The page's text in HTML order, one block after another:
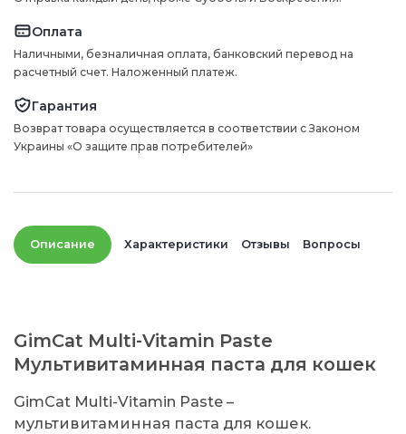
Оплата
Наличными, безналичная оплата, банковский перевод на
расчетный счет. Наложенный платеж.
Гарантия
Возврат товара осуществляется в соответствии с Законом
Украины «О защите прав потребителей»
Описание Характеристики Отзывы Вопросы
GimCat Multi-Vitamin Paste
Мультивитаминная паста для кошек
GimCat Multi-Vitamin Paste –
мультивитаминная паста для кошек.